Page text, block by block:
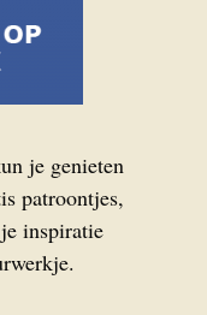
je genieten
patroontjes,
inspiratie